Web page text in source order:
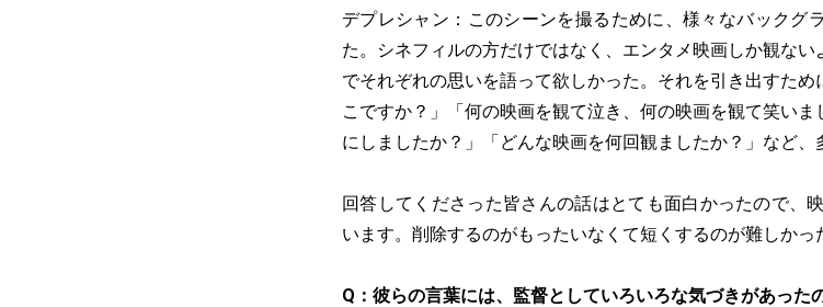
デプレシャン：このシーンを撮るために、様々なバックグ
た。シネフィルの方だけではなく、エンタメ映画しか観な
でそれぞれの思いを語って欲しかった。それを引き出すた
こですか？」「何の映画を観て泣き、何の映画を観て笑い
にしましたか？」「どんな映画を何回観ましたか？」など、
回答してくださった皆さんの話はとても面白かったので、
います。削除するのがもったいなくて短くするのが難しかっ
Q：彼らの言葉には、監督としていろいろな気づきがあった